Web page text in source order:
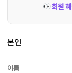
👀회원
본인
이름